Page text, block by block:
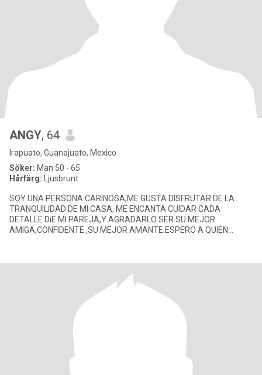
ANGY, 64
Irapuato, Guanajuato, Mexico
Söker: Man 50 - 65
Hårfärg: Ljusbrunt
SOY UNA PERSONA CARINOSA,ME GUSTA DISFRUTAR DE LA
TRANQUILIDAD DE MI CASA, ME ENCANTA CUIDAR CADA
DETALLE DiE MI PAREJA,Y AGRADARLO SER SU MEJOR
AMIGA,CONFIDENTE ,SU MEJOR AMANTE.ESPERO A QUIEN